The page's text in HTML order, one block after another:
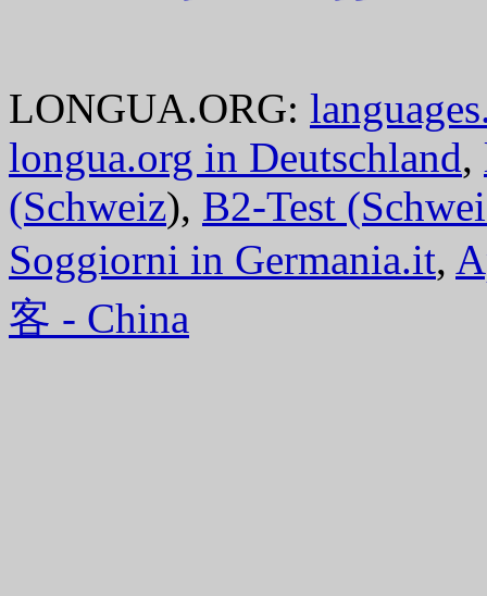
LONGUA.ORG:
longua.org in Deutschland,
(Schweiz), B2-Test
Soggiorni in Germania.it,
客 - China